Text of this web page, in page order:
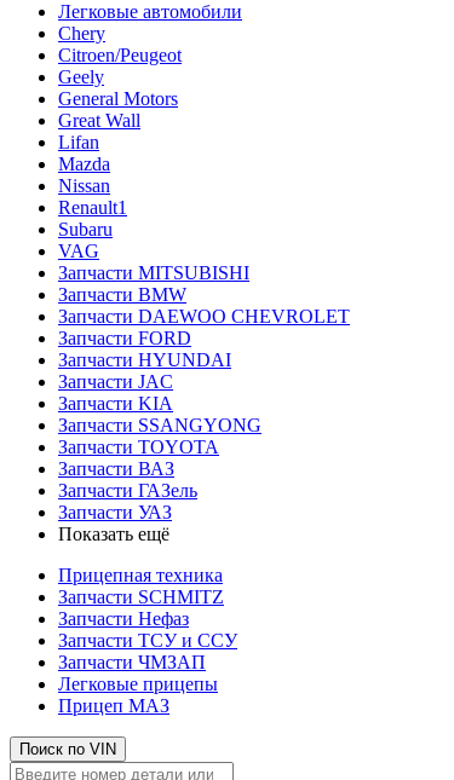
Легковые автомобили
Chery
Citroen/Peugeot
Geely
General Motors
Great Wall
Lifan
Mazda
Nissan
Renault1
Subaru
VAG
Запчасти MITSUBISHI
Запчасти BMW
Запчасти DAEWOO CHEVROLET
Запчасти FORD
Запчасти HYUNDAI
Запчасти JAC
Запчасти KIA
Запчасти SSANGYONG
Запчасти TOYOTA
Запчасти ВАЗ
Запчасти ГАЗель
Запчасти УАЗ
Показать ещё
Прицепная техника
Запчасти SCHMITZ
Запчасти Нефаз
Запчасти ТСУ и ССУ
Запчасти ЧМЗАП
Легковые прицепы
Прицеп МАЗ
Поиск по VIN